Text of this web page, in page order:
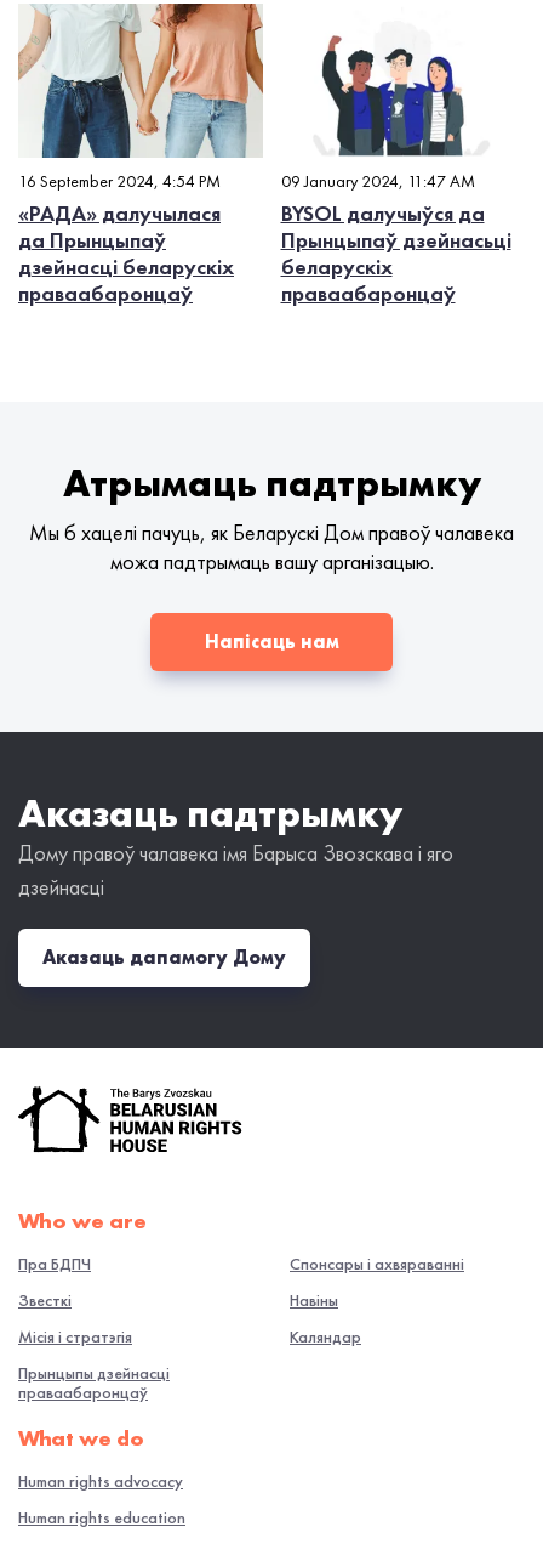
16 September 2024, 4:54 PM
«РАДА» далучылася
да Прынцыпаў
дзейнасці беларускіх
праваабаронцаў
09 January 2024, 11:47 AM
BYSOL далучыўся да
Прынцыпаў дзейнасьці
беларускіх
праваабаронцаў
Атрымаць падтрымку
Мы б хацелі пачуць, як Беларускі Дом правоў чалавека
можа падтрымаць вашу арганізацыю.
Напісаць нам
Аказаць падтрымку
Дому правоў чалавека імя Барыса Звозскава і яго
дзейнасці
Аказаць дапамогу Дому
Who we are
Пра БДПЧ
Звесткі
Місія і стратэгія
Прынцыпы дзейнасці
праваабаронцаў
Спонсары і ахвяраванні
Навiны
Каляндар
What we do
Human rights advocacy
Human rights education